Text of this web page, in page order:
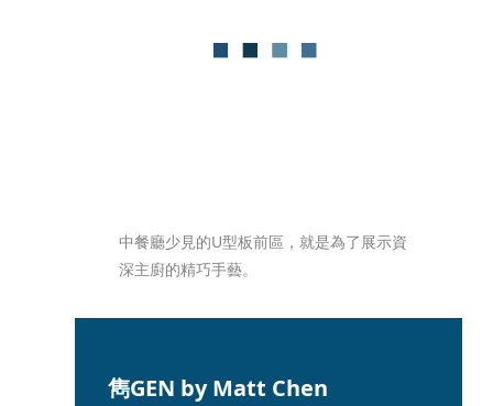
中餐廳少見的U型板前區，就是為了展示資
深主廚的精巧手藝。
雋GEN by Matt Chen